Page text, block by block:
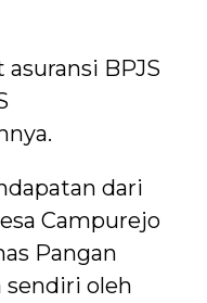
asuransi BPJS
dari
Campurejo
Pangan
sendiri oleh